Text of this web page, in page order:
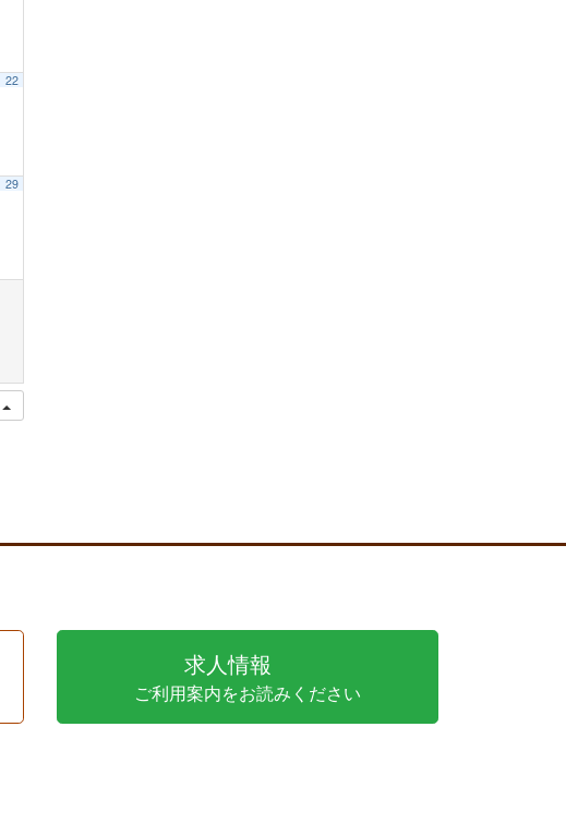
22
29
求人情報
ご利用案内をお読みください